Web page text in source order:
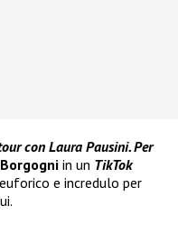
con Laura Pausini. Per
in un TikTok
e incredulo per